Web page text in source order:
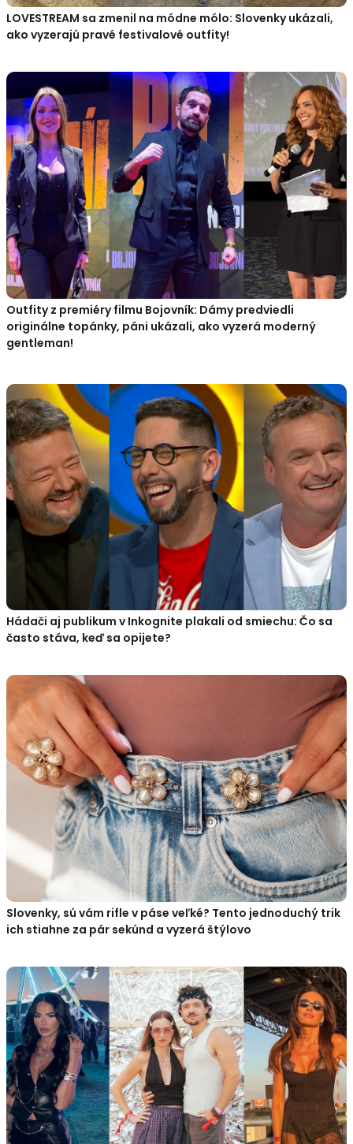
LOVESTREAM sa zmenil na módne mólo: Slovenky ukázali,
ako vyzerajú pravé festivalové outfity!
Outfity z premiéry filmu Bojovník: Dámy predviedli
originálne topánky, páni ukázali, ako vyzerá moderný
gentleman!
Hádači aj publikum v Inkognite plakali od smiechu: Čo sa
často stáva, keď sa opijete?
Slovenky, sú vám rifle v páse veľké? Tento jednoduchý trik
ich stiahne za pár sekúnd a vyzerá štýlovo